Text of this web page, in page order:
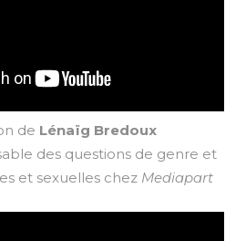
de Lénaïg Bredoux
des questions de genre et
et sexuelles chez Mediapart